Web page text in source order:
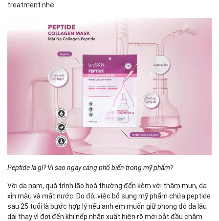
treatment nhẹ.
Peptide là gì? Vì sao ngày càng phổ biến trong mỹ phẩm?
Với da nam, quá trình lão hoá thường đến kèm với thâm mụn, da
xỉn màu và mất nước. Do đó, việc bổ sung mỹ phẩm chứa peptide
sau 25 tuổi là bước hợp lý nếu anh em muốn giữ phong độ da lâu
dài thay vì đợi đến khi nếp nhăn xuất hiện rõ mới bắt đầu chăm